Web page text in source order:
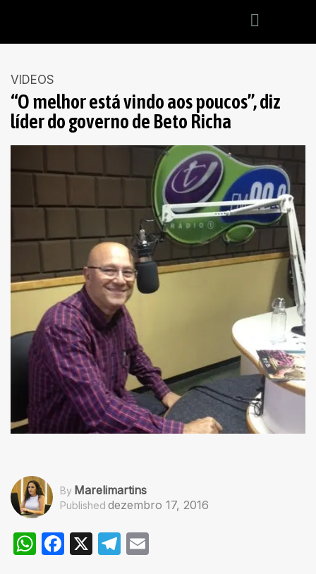
VIDEOS
“O melhor está vindo aos poucos”, diz
líder do governo de Beto Richa
By Marelimartins
Published dezembro 17, 2016
WhatsApp
Facebook
X Telegram